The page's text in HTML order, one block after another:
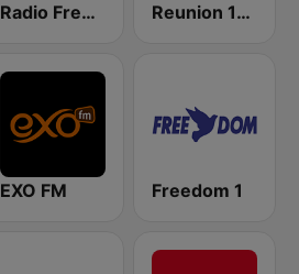
Radio Freedom 2 Reunion 1ere
EXO FM Freedom 1